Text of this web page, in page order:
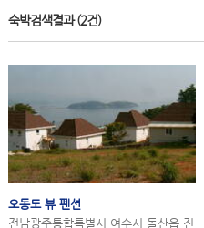
숙박검색결과(2건)
오동도뷰 펜션
전남광주통합특별시 여수시 돌산읍 진